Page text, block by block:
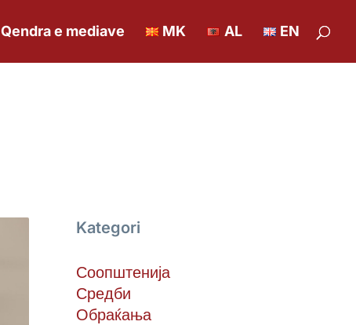
Qendra e mediave MK AL EN
Kategori
Соопштенија
Средби
Обраќања